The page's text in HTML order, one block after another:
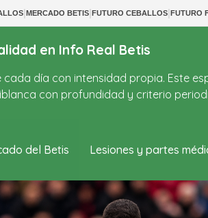
|MERCADO BETIS|FUTURO CEBALLOS|FUTURO
en Info Real Betis
cada día con intensidad propia. Este
con profundidad y criterio
del Betis Lesiones y partes